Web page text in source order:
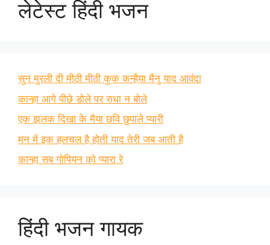
लेटेस्ट हिंदी भजन
सुन मुरली दी मीठी मीठी कुक कन्हैया मैनु याद आवंदा
कान्हा आगे पीछे डोले पर राधा न बोले
एक झलक दिखा के मैया छवि छुपाले प्यारी
मन में इक हलचल है होती याद तेरी जब आती है
कान्हा सब गोपियन को प्यारा रे
हिंदी भजन गायक